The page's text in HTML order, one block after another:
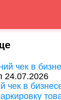
24.07.2026
чек в